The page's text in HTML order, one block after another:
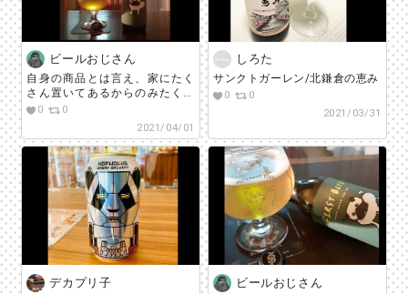
ビールおじさん
自身の商品とは言え、家にたく
さん置いてあるからのみたくな
っちゃうなぁ。いいかなぁ。
0
0
2021/04/01
しろた
サンクトガーレン/北鎌倉の恵み
0
0
2021/03/31
デカプリ子 ビールおじさん